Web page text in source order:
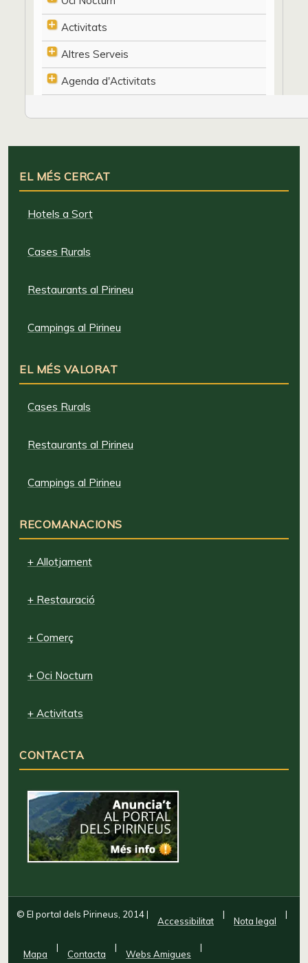
Activitats
Altres Serveis
Agenda d'Activitats
EL MÉS CERCAT
Hotels a Sort
Cases Rurals
Restaurants al Pirineu
Campings al Pirineu
EL MÉS VALORAT
Cases Rurals
Restaurants al Pirineu
Campings al Pirineu
RECOMANACIONS
+ Allotjament
+ Restauració
+ Comerç
+ Oci Nocturn
+ Activitats
CONTACTA
© El portal dels Pirineus, 2014|
Accessibilitat
|
Nota legal
|
Mapa
|
Contacta
|
Webs Amigues
|